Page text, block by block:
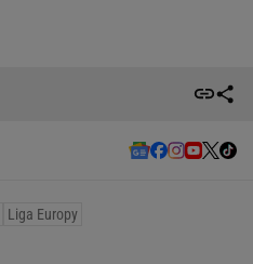
Liga Europy